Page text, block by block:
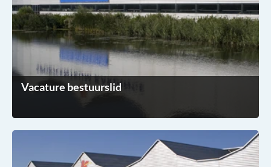
Vacature bestuurslid